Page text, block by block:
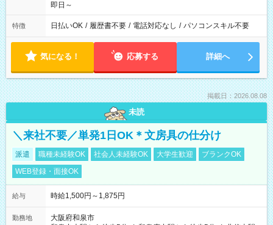
即日～
特徴 日払いOK / 履歴書不要 / 電話対応なし / パソコンスキル不要
気になる！ 応募する 詳細へ
掲載日：2026.08.08
未読
＼来社不要／単発1日OK＊文房具の仕分け
派遣 職種未経験OK 社会人未経験OK 大学生歓迎
ブランクOK
WEB登録・面接OK
給与 時給1,500円～1,875円
勤務地
大阪府和泉市